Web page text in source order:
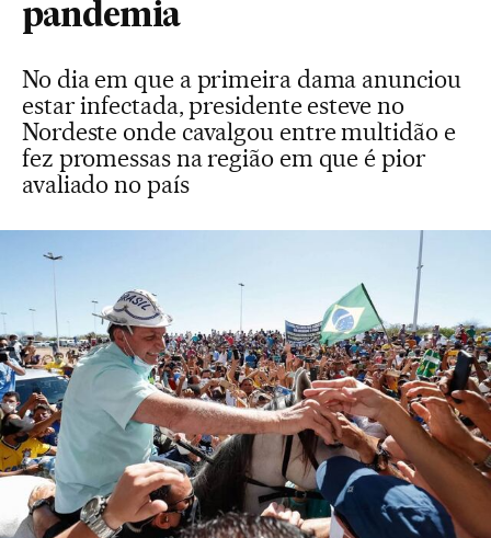
pandemia
No dia em que a primeira dama anunciou
estar infectada, presidente esteve no
Nordeste onde cavalgou entre multidão e
fez promessas na região em que é pior
avaliado no país